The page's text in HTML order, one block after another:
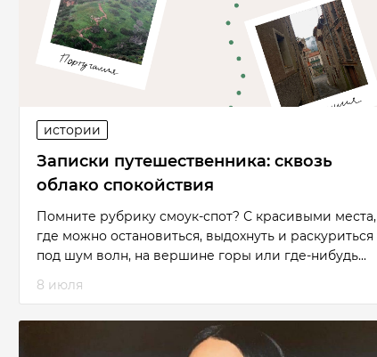
истории
Записки путешественника: сквозь
облако спокойствия
Помните рубрику смоук-спот? С красивыми места,
где можно остановиться, выдохнуть и раскуриться
под шум волн, на вершине горы или где-нибудь...
8 июля